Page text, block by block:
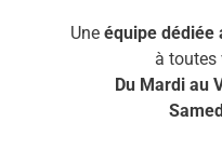
Une équipe dédiée
à toutes
Du Mardi au